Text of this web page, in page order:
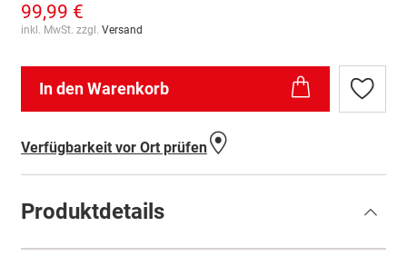
99,99 €
inkl. MwSt. zzgl. Versand
In den Warenkorb
Zur
Verfügbarkeit vor Ort prüfen
Produktdetails